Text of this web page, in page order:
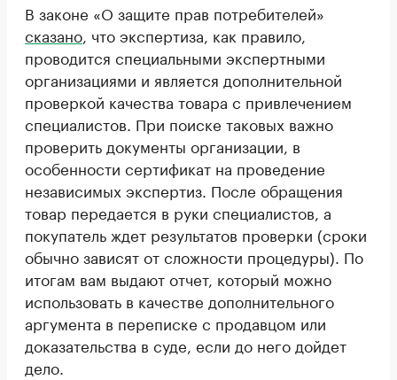
В законе «О защите прав потребителей»
сказано , что экспертиза, как правило,
проводится специальными экспертными
организациями и является дополнительной
проверкой качества товара с привлечением
специалистов. При поиске таковых важно
проверить документы организации, в
особенности сертификат на проведение
независимых экспертиз. После обращения
товар передается в руки специалистов, а
покупатель ждет результатов проверки (сроки
обычно зависят от сложности процедуры). По
итогам вам выдают отчет, который можно
использовать в качестве дополнительного
аргумента в переписке с продавцом или
доказательства в суде, если до него дойдет
дело.